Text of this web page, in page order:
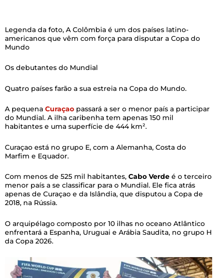
Legenda da foto, A Colômbia é um dos países latino-
americanos que vêm com força para disputar a Copa do
Mundo
Os debutantes do Mundial
Quatro países farão a sua estreia na Copa do Mundo.
A pequena Curaçao passará a ser o menor país a participar
do Mundial. A ilha caribenha tem apenas 150 mil
habitantes e uma superfície de 444 km².
Curaçao está no grupo E, com a Alemanha, Costa do
Marfim e Equador.
Com menos de 525 mil habitantes, Cabo Verde é o terceiro
menor país a se classificar para o Mundial. Ele fica atrás
apenas de Curaçao e da Islândia, que disputou a Copa de
2018, na Rússia.
O arquipélago composto por 10 ilhas no oceano Atlântico
enfrentará a Espanha, Uruguai e Arábia Saudita, no grupo H
da Copa 2026.